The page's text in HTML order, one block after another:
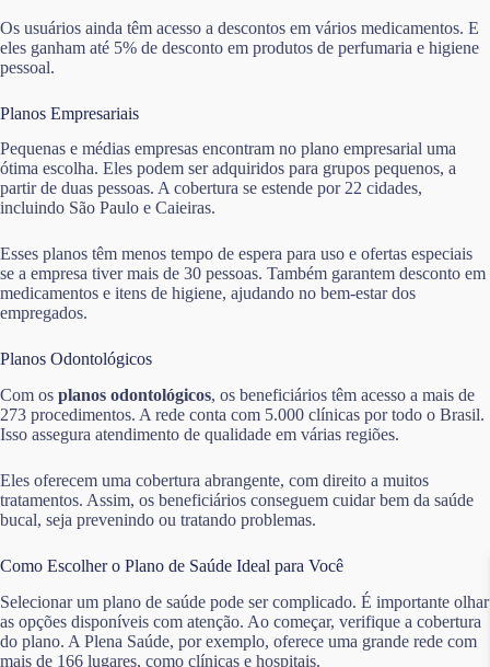
Os usuários ainda têm acesso a descontos em vários medicamentos. E
eles ganham até 5% de desconto em produtos de perfumaria e higiene
pessoal.
Planos Empresariais
Pequenas e médias empresas encontram no plano empresarial uma
ótima escolha. Eles podem ser adquiridos para grupos pequenos, a
partir de duas pessoas. A cobertura se estende por 22 cidades,
incluindo São Paulo e Caieiras.
Esses planos têm menos tempo de espera para uso e ofertas especiais
se a empresa tiver mais de 30 pessoas. Também garantem desconto em
medicamentos e itens de higiene, ajudando no bem-estar dos
empregados.
Planos Odontológicos
Com os planos odontológicos, os beneficiários têm acesso a mais de
273 procedimentos. A rede conta com 5.000 clínicas por todo o Brasil.
Isso assegura atendimento de qualidade em várias regiões.
Eles oferecem uma cobertura abrangente, com direito a muitos
tratamentos. Assim, os beneficiários conseguem cuidar bem da saúde
bucal, seja prevenindo ou tratando problemas.
Como Escolher o Plano de Saúde Ideal para Você
Selecionar um plano de saúde pode ser complicado. É importante olhar
as opções disponíveis com atenção. Ao começar, verifique a cobertura
do plano. A Plena Saúde, por exemplo, oferece uma grande rede com
mais de 166 lugares, como clínicas e hospitais.